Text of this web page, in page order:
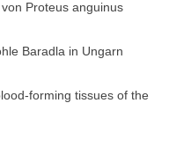
Proteus anguinus
Baradla in Ungarn
forming tissues of the